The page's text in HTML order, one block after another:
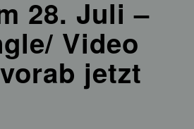
28. Juli –
Video
jetzt